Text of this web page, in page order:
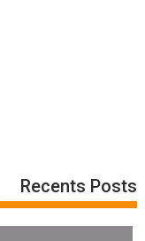
Recents Posts